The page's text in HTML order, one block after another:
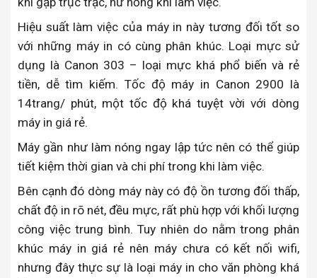
Hiệu suất làm việc của máy in này tương đối tốt so
với những máy in có cùng phân khúc. Loại mực sử
dụng là Canon 303 – loại mực khá phổ biến và rẻ
tiền, dễ tìm kiếm. Tốc độ máy in Canon 2900 là
14trang/ phút, một tốc độ khá tuyệt vời với dòng
máy in giá rẻ.
Máy gần như làm nóng ngay lập tức nên có thể giúp
tiết kiệm thời gian và chi phí trong khi làm việc.
Bên cạnh đó dòng máy này có độ ồn tương đối thấp,
chất độ in rõ nét, đều mực, rất phù hợp với khối lượng
công việc trung bình. Tuy nhiên do nằm trong phân
khúc máy in giá rẻ nên máy chưa có kết nối wifi,
nhưng đây thực sự là loại máy in cho văn phòng khá